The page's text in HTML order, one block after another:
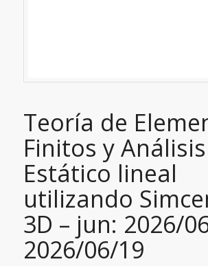
Teoría de
Finitos y Análisis
Estático lineal
utilizando
3D – jun: 2026/
2026/06/19